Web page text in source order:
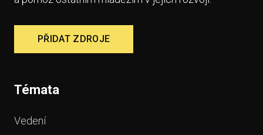
PŘIDAT ZDROJE
Témata
Vedení